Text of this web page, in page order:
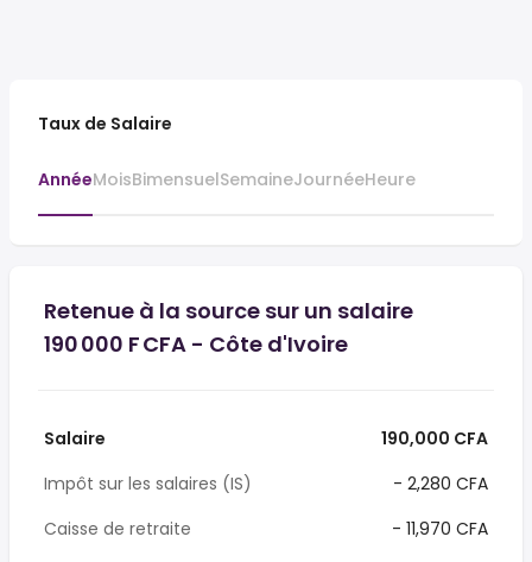
Taux de Salaire
AnnéeMoisBimensuelSemaineJournéeHeure
Retenue à la source sur un salaire
190 000 F CFA - Côte d'Ivoire
Salaire
190,000 CFA
Impôt sur les salaires (IS)
- 2,280 CFA
Caisse de retraite
- 11,970 CFA